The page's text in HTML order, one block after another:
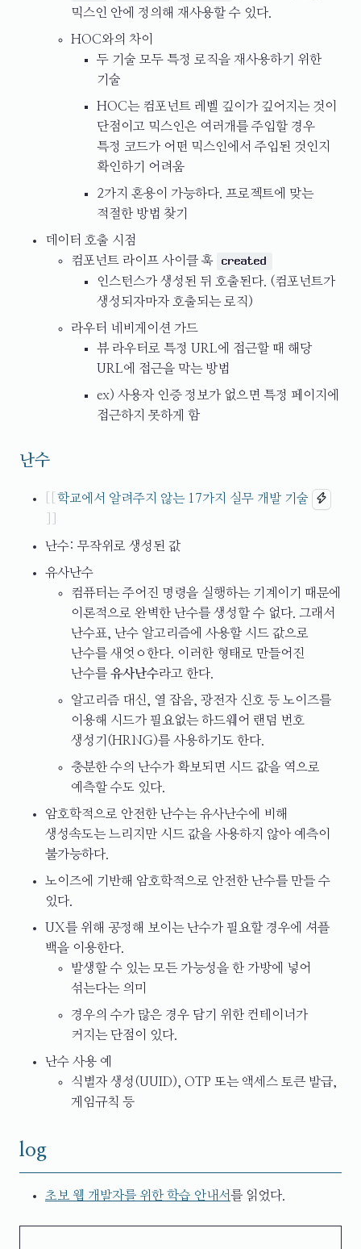
믹스인 안에 정의해 재사용할 수 있다.
HOC와의 차이
두 기술 모두 특정 로직을 재사용하기 위한
기술
HOC는 컴포넌트 레벨 깊이가 깊어지는 것이
단점이고 믹스인은 여러개를 주입할 경우
특정 코드가 어떤 믹스인에서 주입된 것인지
확인하기 어려움
2가지 혼용이 가능하다. 프로젝트에 맞는
적절한 방법 찾기
데이터 호출 시점
컴포넌트 라이프 사이클 훅
created
인스턴스가 생성된 뒤 호출된다. (컴포넌트가
생성되자마자 호출되는 로직)
라우터 네비게이션 가드
뷰 라우터로 특정 URL에 접근할 때 해당
URL에 접근을 막는 방법
ex) 사용자 인증 정보가 없으면 특정 페이지에
접근하지 못하게 함
난수
학교에서 알려주지 않는 17가지 실무 개발 기술
난수: 무작위로 생성된 값
유사난수
컴퓨터는 주어진 명령을 실행하는 기계이기 때문에
이론적으로 완벽한 난수를 생성할 수 없다. 그래서
난수표, 난수 알고리즘에 사용할 시드 값으로
난수를 새엇ㅇ한다. 이러한 형태로 만들어진
난수를 유사난수라고 한다.
알고리즘 대신, 열 잡음, 광전자 신호 등 노이즈를
이용해 시드가 필요없는 하드웨어 랜덤 번호
생성기(HRNG)를 사용하기도 한다.
충분한 수의 난수가 확보되면 시드 값을 역으로
예측할 수도 있다.
암호학적으로 안전한 난수는 유사난수에 비해
생성속도는 느리지만 시드 값을 사용하지 않아 예측이
불가능하다.
노이즈에 기반해 암호학적으로 안전한 난수를 만들 수
있다.
UX를 위해 공정해 보이는 난수가 필요할 경우에 셔플
백을 이용한다.
발생할 수 있는 모든 가능성을 한 가방에 넣어
섞는다는 의미
경우의 수가 많은 경우 담기 위한 컨테이너가
커지는 단점이 있다.
난수 사용 예
식별자 생성(UUID), OTP 또는 액세스 토큰 발급,
게임규칙 등
log
초보 웹 개발자를 위한 학습 안내서를 읽었다.